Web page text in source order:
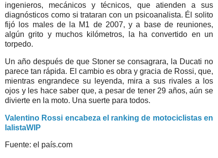
ingenieros, mecánicos y técnicos, que atienden a sus
diagnósticos como si trataran con un psicoanalista. Él solito
fijó los males de la M1 de 2007, y a base de reuniones,
algún grito y muchos kilómetros, la ha convertido en un
torpedo.
Un año después de que Stoner se consagrara, la Ducati no
parece tan rápida. El cambio es obra y gracia de Rossi, que,
mientras engrandece su leyenda, mira a sus rivales a los
ojos y les hace saber que, a pesar de tener 29 años, aún se
divierte en la moto. Una suerte para todos.
Valentino Rossi encabeza el ranking de motociclistas en
lalistaWIP
Fuente: el país.com